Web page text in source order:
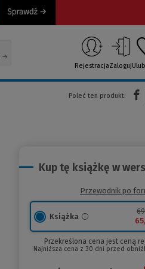
RejestracjaZaloguj
Poleć ten produkt:
Kup tę książkę w
Przewodnik po
Książka
Przekreślona cena jest ceną
Najniższa cena z 30 dni przed